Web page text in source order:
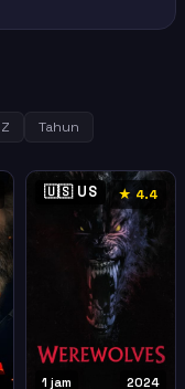
Tahun
🇺🇸 US ★ 4.4
2024
1 jam